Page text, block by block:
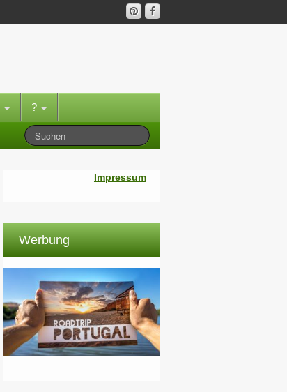
?
Impressum
Werbung